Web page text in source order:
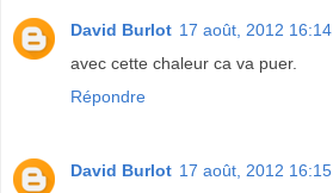
David Burlot 17 août, 2012 16:14
avec cette chaleur ca va puer.
Répondre
David Burlot 17 août, 2012 16:15